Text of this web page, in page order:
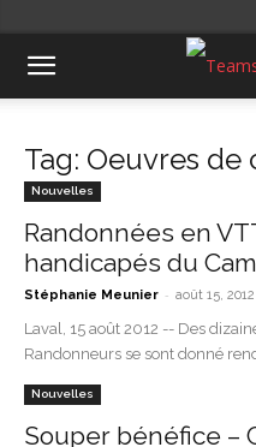
Tag: Oeuvres de
Nouvelles
Randonnées en
handicapés du
Stéphanie Meunier - août 15, 2012
Laval, 15 août 2012 -- Des
Randonneurs se sont donné
Nouvelles
Souper bénéfice –